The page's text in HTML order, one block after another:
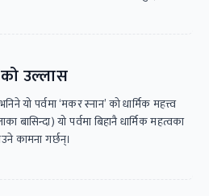
उल्लास
यो पर्वमा ‘मकर स्नान’ को धार्मिक महत्त्व
बासिन्दा) यो पर्वमा बिहानै धार्मिक महत्वका
कामना गर्छन्।